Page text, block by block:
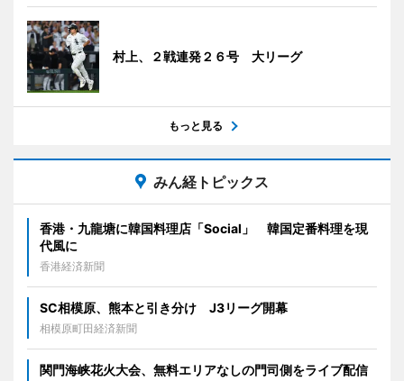
村上、２戦連発２６号 大リーグ
もっと見る
みん経トピックス
香港・九龍塘に韓国料理店「Social」 韓国定番料理を現
代風に
香港経済新聞
SC相模原、熊本と引き分け J3リーグ開幕
相模原町田経済新聞
関門海峡花火大会、無料エリアなしの門司側をライブ配信